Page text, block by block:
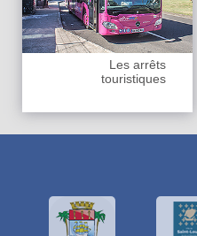
Les arrêts
touristiques